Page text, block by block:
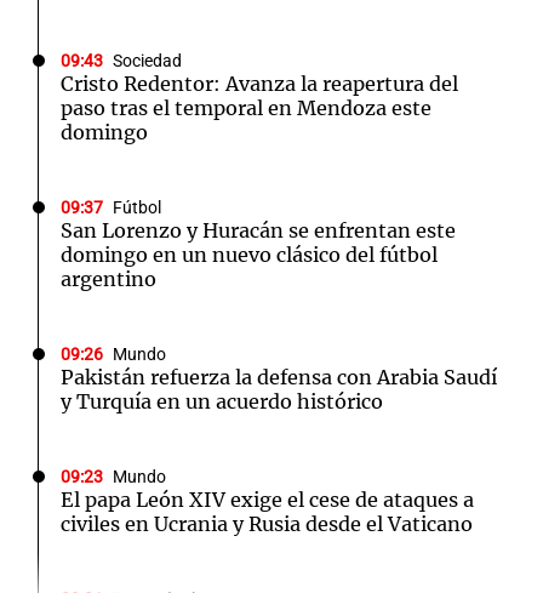
09:43 Sociedad
Cristo Redentor: Avanza la reapertura del
paso tras el temporal en Mendoza este
domingo
09:37 Fútbol
San Lorenzo y Huracán se enfrentan este
domingo en un nuevo clásico del fútbol
argentino
09:26 Mundo
Pakistán refuerza la defensa con Arabia Saudí
y Turquía en un acuerdo histórico
09:23 Mundo
El papa León XIV exige el cese de ataques a
civiles en Ucrania y Rusia desde el Vaticano